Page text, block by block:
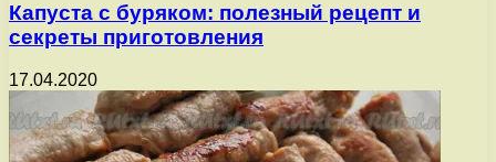
Капуста с буряком: полезный рецепт и
секреты приготовления
17.04.2020